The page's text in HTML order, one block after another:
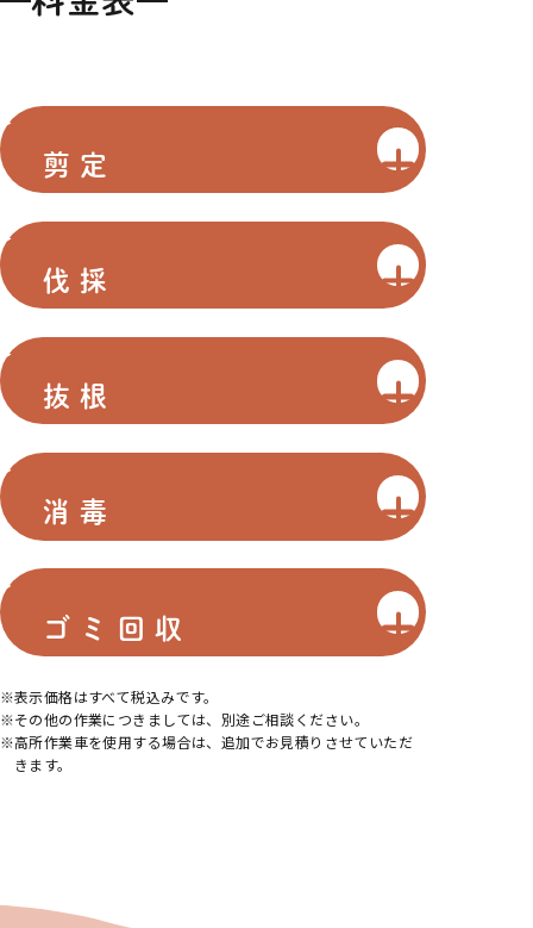
剪定
伐採
抜根
消毒
ゴミ回収
表示価格はすべて税込みです。
その他の作業につきましては、別途ご相談ください。
高所作業車を使用する場合は、追加でお見積りさせていただ
きます。